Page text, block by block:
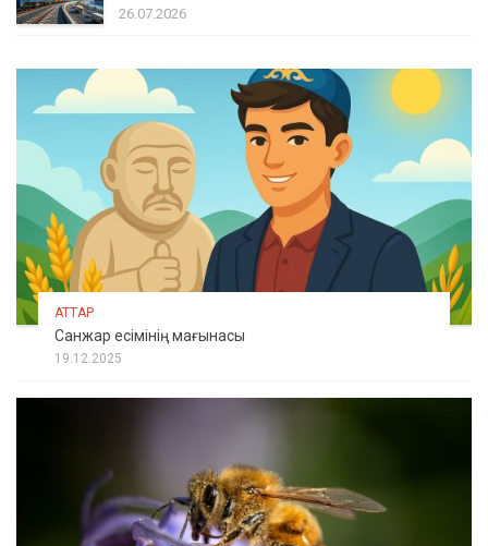
26.07.2026
АТТАР
Санжар есімінің мағынасы
19.12.2025